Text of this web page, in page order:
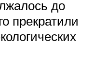
до
прекратили